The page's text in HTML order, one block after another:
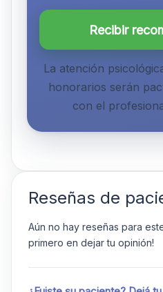
Recibir
La atención
honorarios serán
con el
Reseñas de
Aún no hay reseñas para
primero en dejar tu opinión!